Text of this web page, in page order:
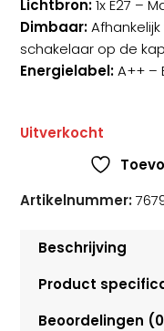
Lichtbron:1x E27 –
Dimbaar:
schakelaar op de kap
Energielabel:A++ –
Uitverkocht
Artikelnummer:
Beschrijving
Product
Beoordelingen